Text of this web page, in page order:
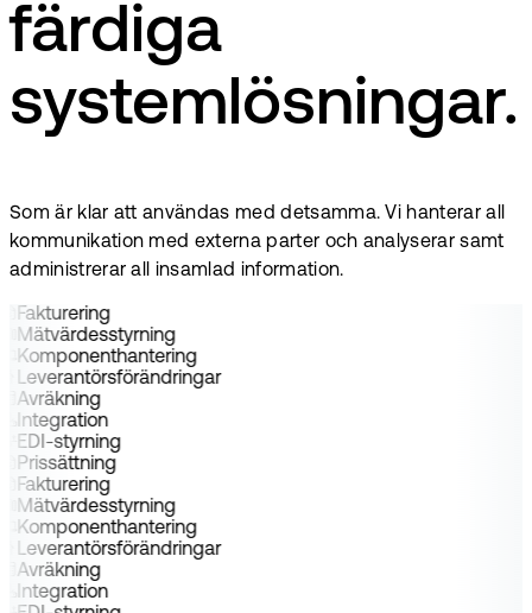
färdiga
systemlösningar.
Som är klar att användas med detsamma. Vi hanterar all
kommunikation med externa parter och analyserar samt
administrerar all insamlad information.
Fakturering
Mätvärdesstyrning
Komponenthantering
Leverantörsförändringar
Avräkning
Integration
EDI-styrning
Prissättning
Fakturering
Mätvärdesstyrning
Komponenthantering
Leverantörsförändringar
Avräkning
Integration